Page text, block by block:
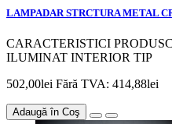
LAMPADAR STRCTURA METAL
CARACTERISTICI
ILUMINAT INTERIOR
502,00lei Fără TVA: 414,88lei
Adaugă în Coş